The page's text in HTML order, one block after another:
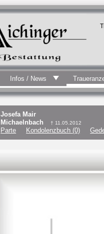
Infos / News
Josefa Mair
Michaelnbach
† 11.05.2012
Parte Kondolenzbuch (0)